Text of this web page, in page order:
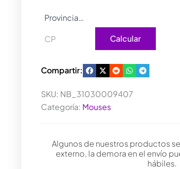
Calcular
Compartir:
SKU: NB_31030009407
Categoría: Mouses
Algunos de nuestros productos
externo, la demora en el envío
hábiles.